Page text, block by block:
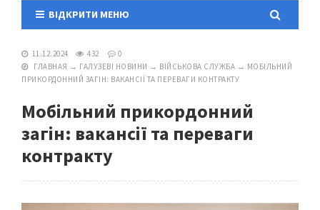
ВІДКРИТИ МЕНЮ
11.12.2024 432
0
ГЛАВНАЯ → ГАЛУЗЕВІ НОВИНИ → ВІЙСЬКОВА СЛУЖБА → МОБІЛЬНИЙ
ПРИКОРДОННИЙ ЗАГІН: ВАКАНСІЇ ТА ПЕРЕВАГИ КОНТРАКТУ
Мобільний прикордонний
загін: вакансії та переваги
контракту